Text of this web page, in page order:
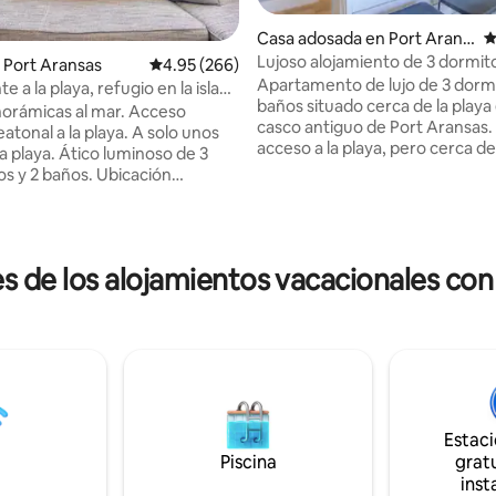
de 5, 116 reseñas
Aransas Calificación promedio: 4.95 de 5, 266 reseñas
4.95 (266)
a la playa, refugio en la isla
al mar. Acceso
a la playa. A solo unos
luminoso de 3
Ubicación
+
cama
Ascensor disponible para
(equipaje/artículos de playa).
Casa adosada en Port Arans
as
Lujoso alojamiento de 3
baños en el casco antiguo de
Aransas
Apartamento de lujo de 3
baños situado cerca de la playa
casco antiguo de Port Aransas. Fácil
acceso a la playa, pero cerca de
cubiertas, TV UHD de 65
sala de estar, TV de 42
huéspedes deben ser mayores
años para reservar la casa
de los alojamientos vacacionales
Piscina